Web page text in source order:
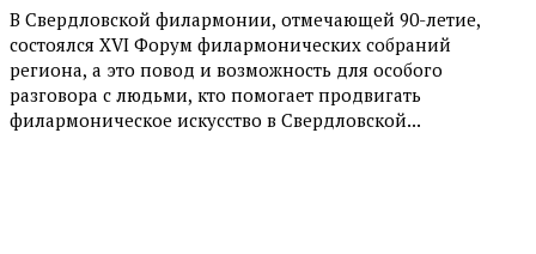
В Свердловской филармонии, отмечающей 90-летие,
состоялся XVI Форум филармонических собраний
региона, а это повод и возможность для особого
разговора с людьми, кто помогает продвигать
филармоническое искусство в Свердловской...